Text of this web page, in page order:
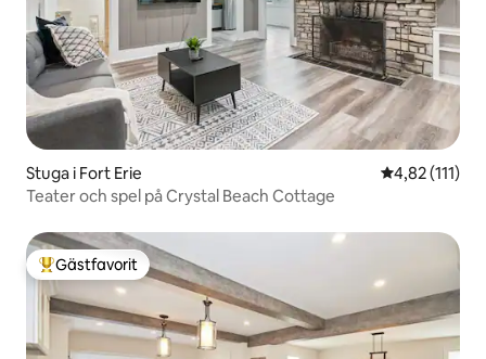
Stuga i Fort Erie 4,82 av 5 i
4,82 (111)
Teater och spel på Crystal Beach Cottage
Populär gästfavorit
Gästfavorit